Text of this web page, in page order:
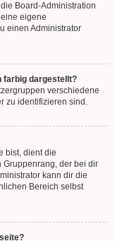
Board-Administration
eigene
einen Administrator
farbig dargestellt?
verschiedene
zu identifizieren sind.
bist, dient die
Gruppenrang, der bei dir
kann dir die
Bereich selbst